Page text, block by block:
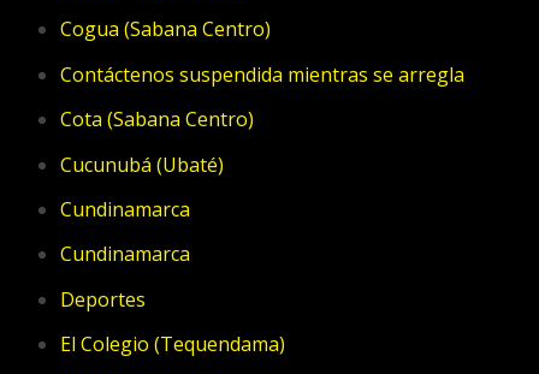
Cogua (Sabana Centro)
Contáctenos suspendida mientras se arregla
Cota (Sabana Centro)
Cucunubá (Ubaté)
Cundinamarca
Cundinamarca
Deportes
El Colegio (Tequendama)